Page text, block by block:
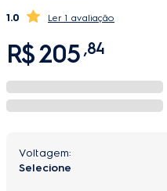
1.0 1 avaliação
R$205 ,84